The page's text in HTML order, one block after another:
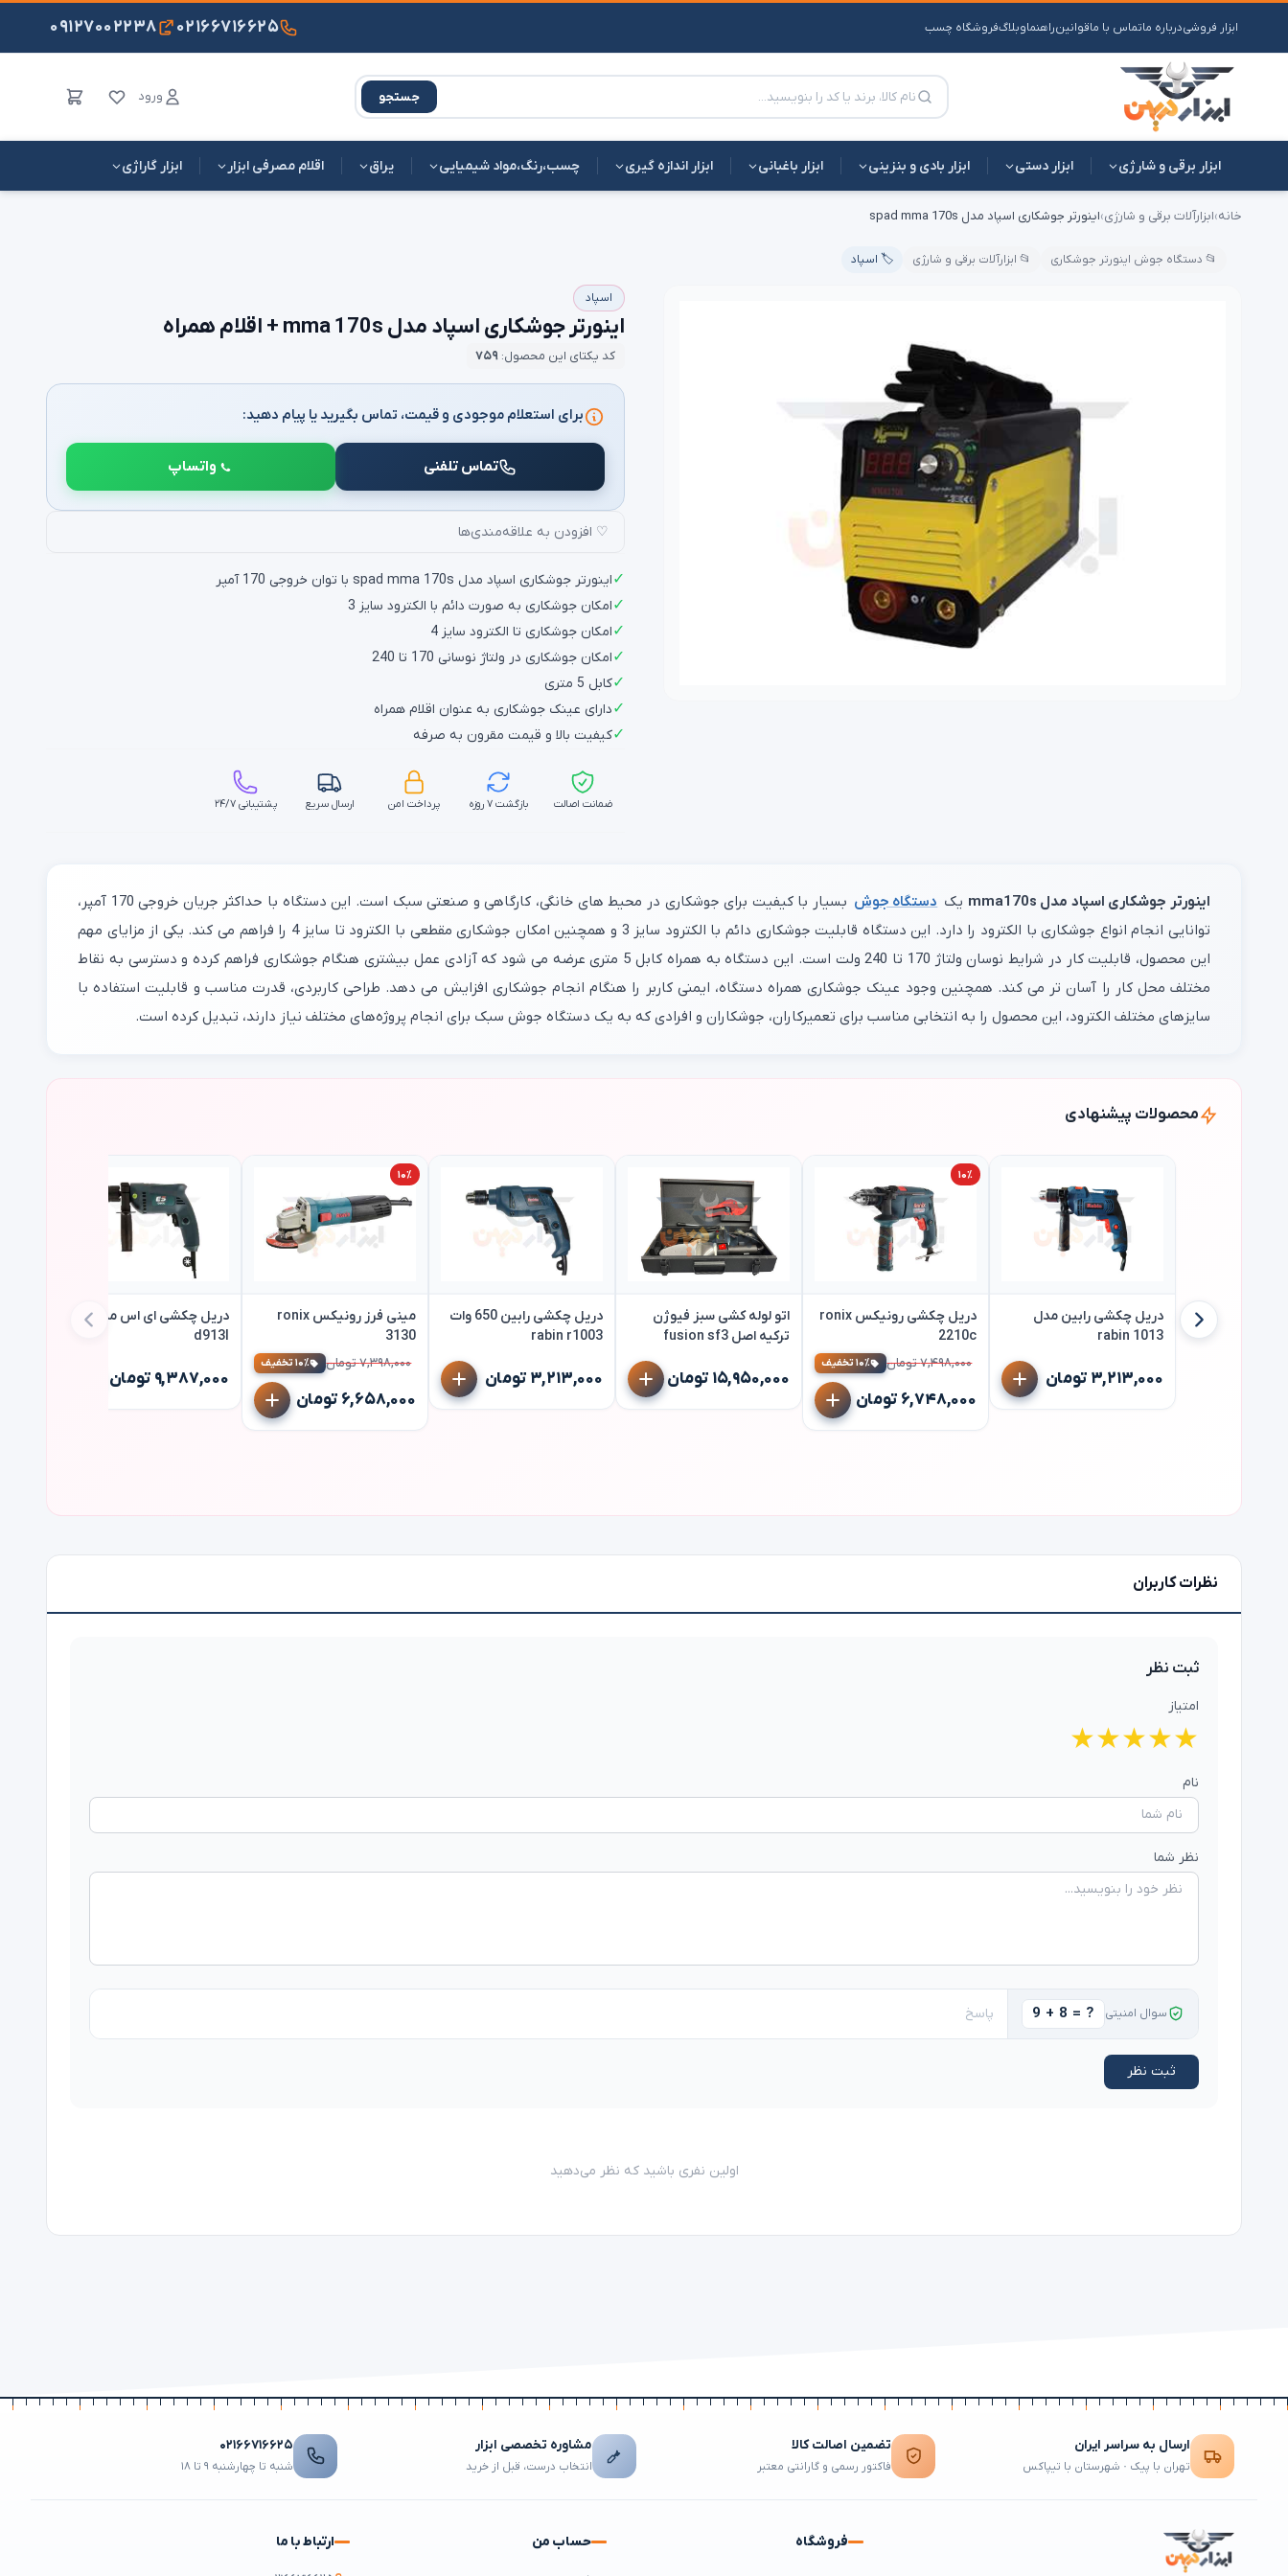
ابزار فروشیدرباره ماتماس با ماقوانینراهنماوبلاگفروشگاه چسب ۰۲۱۶۶۷۱۶۶۲۵ ۰۹۱۲۷۰۰۲۲۳۸
جستجو ورود
ابزار برقی و شارژی ابزار دستی ابزار بادی و بنزینی ابزار باغبانی ابزار اندازه گیری چسب،رنگ،مواد شیمیایی یراق اقلام مصرفی ابزار ابزار گاراژی
خانه›ابزارآلات برقی و شارژی›اینورتر جوشکاری اسپاد مدل spad mma 170s
📂 دستگاه جوش اینورتر جوشکاری 📂 ابزارآلات برقی و شارژی 🏷️ اسپاد
اسپاد
اینورتر جوشکاری اسپاد مدل mma 170s + اقلام همراه
کد یکتای این محصول: ۷۵۹
برای استعلام موجودی و قیمت، تماس بگیرید یا پیام دهید:
تماس تلفنی واتساپ
♡ افزودن به علاقه‌مندی‌ها
✓اینورتر جوشکاری اسپاد مدل spad mma 170s با توان خروجی 170 آمپر
✓امکان جوشکاری به صورت دائم با الکترود سایز 3
✓امکان جوشکاری تا الکترود سایز 4
✓امکان جوشکاری در ولتاژ نوسانی 170 تا 240
✓کابل 5 متری
✓دارای عینک جوشکاری به عنوان اقلام همراه
✓کیفیت بالا و قیمت مقرون به صرفه
ضمانت اصالت بازگشت ۷ روزه پرداخت امن ارسال سریع پشتیبانی ۲۴/۷
اینورتر جوشکاری اسپاد مدل mma170s یک دستگاه جوش
بسیار با کیفیت برای جوشکاری در محیط‌ های خانگی، کارگاهی و صنعتی سبک است. این دستگاه با حداکثر جریان خروجی 170 آمپر،
توانایی انجام انواع جوشکاری با الکترود را دارد. این دستگاه قابلیت جوشکاری دائم با الکترود سایز 3 و همچنین امکان جوشکاری مقطعی با الکترود تا سایز 4 را فراهم می‌ کند. یکی از مزایای مهم
این محصول، قابلیت کار در شرایط نوسان ولتاژ 170 تا 240 ولت است. این دستگاه به همراه کابل 5 متری عرضه می‌ شود که آزادی عمل بیشتری هنگام جوشکاری فراهم کرده و دسترسی به نقاط
مختلف محل کار را آسان‌ تر می‌ کند. همچنین وجود عینک جوشکاری همراه دستگاه، ایمنی کاربر را هنگام انجام جوشکاری افزایش می‌ دهد. طراحی کاربردی، قدرت مناسب و قابلیت استفاده با
سایزهای مختلف الکترود، این محصول را به انتخابی مناسب برای تعمیرکاران، جوشکاران و افرادی که به یک دستگاه جوش سبک برای انجام پروژه‌های مختلف نیاز دارند، تبدیل کرده است.
محصولات پیشنهادی
دریل چکشی رابین مدل
rabin 1013
۳,۲۱۳,۰۰۰ تومان
۱۰٪
دریل چکشی رونیکس ronix
2210c
۷,۴۹۸,۰۰۰ تومان ۱۰٪ تخفیف
۶,۷۴۸,۰۰۰ تومان
اتو لوله کشی سبز فیوژن
ترکیه اصل fusion sf3
۱۵,۹۵۰,۰۰۰ تومان
دریل چکشی رابین 650 وات
rabin r1003
۳,۲۱۳,۰۰۰ تومان
۱۰٪
مینی فرز رونیکس ronix
3130
۷,۳۹۸,۰۰۰ تومان ۱۰٪ تخفیف
۶,۶۵۸,۰۰۰ تومان
دریل چکشی ای اس مدل ES
d913l
۹,۳۸۷,۰۰۰ تومان
نظرات کاربران
ثبت نظر
امتیاز
★
★
★
★
★
نام
نظر شما
سوال امنیتی 9 + 8 = ?
ثبت نظر
اولین نفری باشید که نظر می‌دهید
ارسال به سراسر ایران
تهران با پیک · شهرستان با تیپاکس
تضمین اصالت کالا
فاکتور رسمی و گارانتی معتبر
مشاوره تخصصی ابزار
انتخاب درست، قبل از خرید
۰۲۱۶۶۷۱۶۶۲۵
شنبه تا چهارشنبه ۹ تا ۱۸
فروشگاه حساب من ارتباط با ما